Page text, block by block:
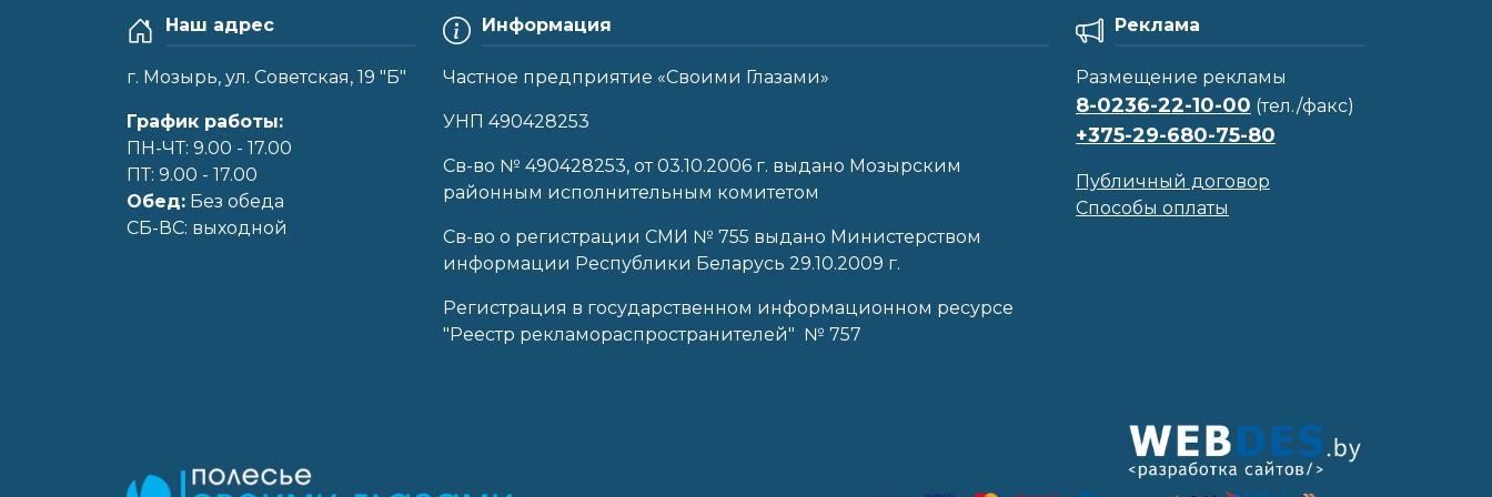
Наш адрес
г. Мозырь, ул. Советская, 19 "Б"
График работы:
ПН-ЧТ: 9.00 - 17.00
ПТ: 9.00 - 17.00
Обед: Без обеда
CБ-ВС: выходной
Информация
Частное предприятие «Своими Глазами»
УНП 490428253
Cв-во № 490428253, от 03.10.2006 г. выдано Мозырским
районным исполнительным комитетом
Св-во о регистрации СМИ № 755 выдано Министерством
информации Республики Беларусь 29.10.2009 г.
Регистрация в государственном информационном ресурсе
"Реестр рекламораспространителей" № 757
Реклама
Размещение рекламы
8-0236-22-10-00 (тел./факс)
+375-29-680-75-80
Публичный договор
Способы оплаты